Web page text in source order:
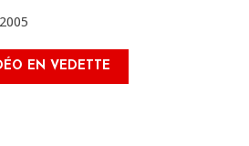
EN VEDETTE